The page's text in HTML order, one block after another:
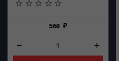
560₽